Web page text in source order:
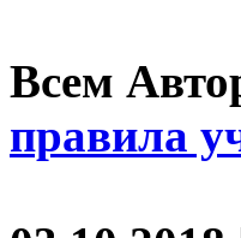
Всем
правила